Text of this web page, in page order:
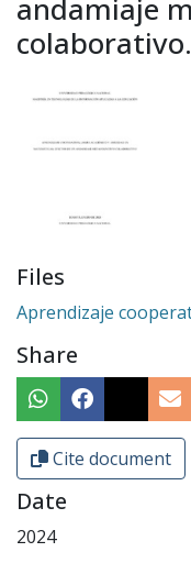
andamiaje
colaborativo.
Files
Aprendizaje
Share
Cite document
Date
2024